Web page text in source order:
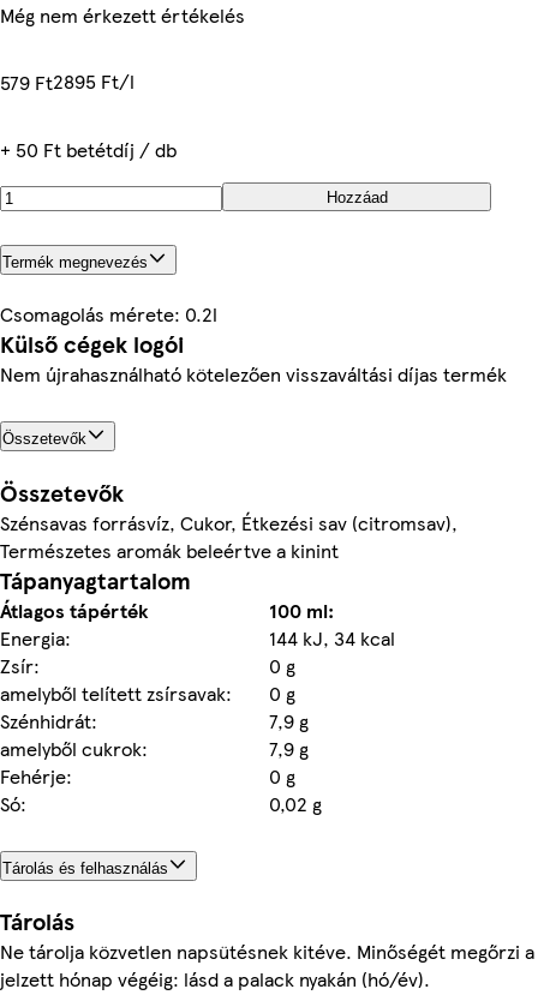
Még nem érkezett értékelés
579 Ft2895 Ft/l
+ 50 Ft betétdíj / db
Hozzáad
Termék megnevezés
Csomagolás mérete: 0.2l
Külső cégek logói
Nem újrahasználható kötelezően visszaváltási díjas termék
Összetevők
Összetevők
Szénsavas forrásvíz, Cukor, Étkezési sav (citromsav),
Természetes aromák beleértve a kinint
Tápanyagtartalom
Átlagos tápérték
100 ml:
Energia:
144 kJ, 34 kcal
Zsír:
0 g
amelyből telített zsírsavak:
0 g
Szénhidrát:
7,9 g
amelyből cukrok:
7,9 g
Fehérje:
0 g
Só:
0,02 g
Tárolás és felhasználás
Tárolás
Ne tárolja közvetlen napsütésnek kitéve. Minőségét megőrzi a
jelzett hónap végéig: lásd a palack nyakán (hó/év).